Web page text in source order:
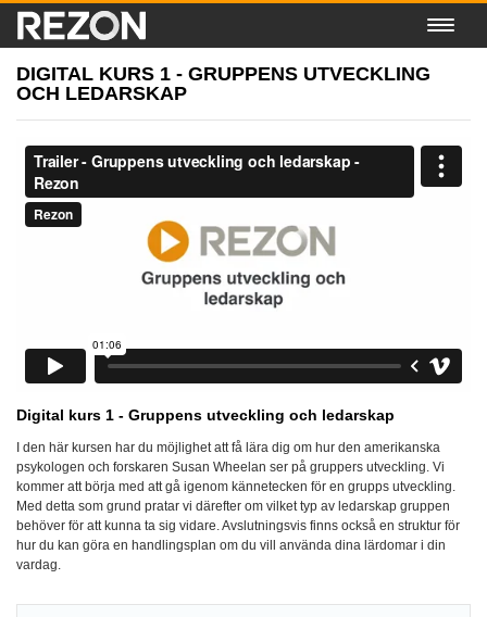
DIGITAL KURS 1 - GRUPPENS UTVECKLING
OCH LEDARSKAP
Digital kurs 1 - Gruppens utveckling och ledarskap
I den här kursen har du möjlighet att få lära dig om hur den amerikanska
psykologen och forskaren Susan Wheelan ser på gruppers utveckling. Vi
kommer att börja med att gå igenom kännetecken för en grupps utveckling.
Med detta som grund pratar vi därefter om vilket typ av ledarskap gruppen
behöver för att kunna ta sig vidare. Avslutningsvis finns också en struktur för
hur du kan göra en handlingsplan om du vill använda dina lärdomar i din
vardag.